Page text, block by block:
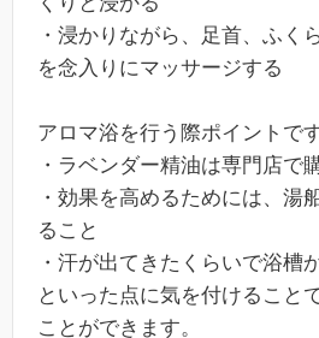
・浸かりながら、足首、ふく
を念入りにマッサージする
アロマ浴を行う際ポイントです
・ラベンダー精油は専門店で
・効果を高めるためには、湯
ること
・汗が出てきたくらいで浴槽
といった点に気を付けること
ことができます。